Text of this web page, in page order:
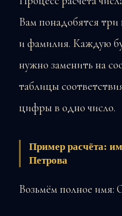
Вам понадобятся три
и фамилия. Каждую
нужно заменить на
таблицы
цифры в одно число.
Пример расчёта:
Петрова
Возьмём полное имя: